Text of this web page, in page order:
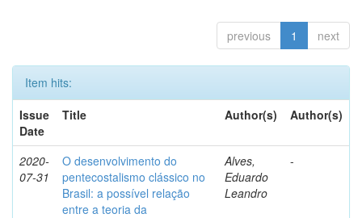
previous 1 next
Item hits:
Issue
Date
Title Author(s) Author(s)
2020-
07-31
O desenvolvimento do
pentecostalismo clássico no
Brasil: a possível relação
entre a teoria da
Alves,
Eduardo
Leandro
-